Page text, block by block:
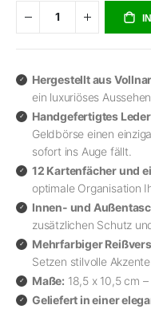
Hergestellt aus
ein luxuriöses Aussehen.
Handgefertigtes
Geldbörse einen
sofort ins Auge fällt.
12 Kartenfächer und
optimale Organisation
Innen- und
zusätzlichen Schutz
Mehrfarbiger
Setzen stilvolle
Maße: 18,5 x 10,5 cm
Geliefert in einer